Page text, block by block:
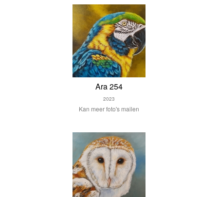
Ara 254
2023
Kan meer foto's mailen